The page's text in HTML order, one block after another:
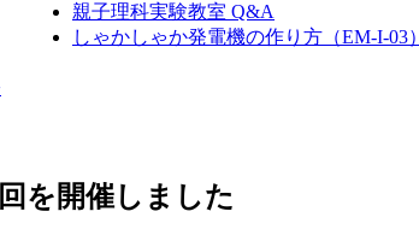
親子理科実験教室 Q&A
しゃかしゃか発電機の作り方（EM-I-03）
を開催しました